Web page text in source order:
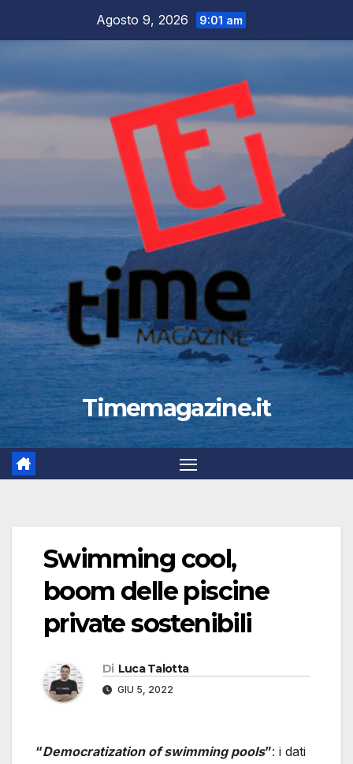
Agosto 9, 2026 9:01 am
Timemagazine.it
Swimming cool,
boom delle piscine
private sostenibili
Di Luca Talotta
GIU 5, 2022
“Democratization of swimming pools”: i dati